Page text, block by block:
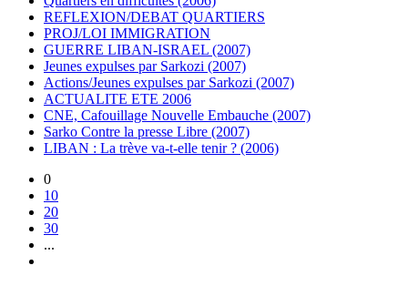
REFLEXION/DEBAT QUARTIERS
PROJ/LOI IMMIGRATION
GUERRE LIBAN-ISRAEL (2007)
Jeunes expulses par Sarkozi (2007)
Actions/Jeunes expulses par Sarkozi (2007)
ACTUALITE ETE 2006
CNE, Cafouillage Nouvelle Embauche (2007)
Sarko Contre la presse Libre (2007)
LIBAN : La trève va-t-elle tenir ? (2006)
0
10
20
30
...